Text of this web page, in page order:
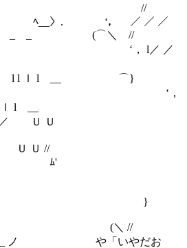
／ ／ //
‘， ／ ／ ／
ヽ. _ _ (⌒＼ //
l／ ／
l ﾚﾌ l l ｌ l __ ⌒}
‘，
l __
Ｕ
Ｕ //
'
//
「いやだお